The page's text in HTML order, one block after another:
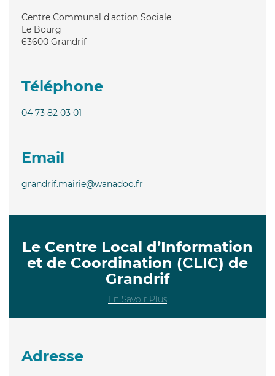
Centre Communal d'action Sociale
Le Bourg
63600 Grandrif
Téléphone
04 73 82 03 01
Email
grandrif.mairie@wanadoo.fr
Le Centre Local d’Information
et de Coordination (CLIC) de
Grandrif
En Savoir Plus
Adresse